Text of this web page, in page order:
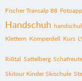
Fischer Transalp 88
Handschuh
Klettern Komperdell Kurs
Rißtal Sattelberg
Skitour Kinder Skischule